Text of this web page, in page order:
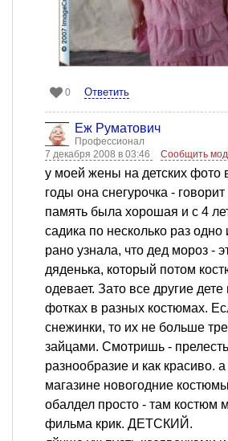
0 Ответить
Еж Руматович
Профессионал
7 декабря 2008 в 03:46
Сообщить
у моей жены на детских фото
годы она снегурочка -
память была хорошая и с 4
садика по несколько раз одно
рано узнала, что дед мороз -
дяденька, который потом
одевает. Зато все другие дете
фотках в разных костюмах.
снежинки, то их не больше
зайцами. Смотришь -
разнообразие и как красиво.
магазине новогодние
обалдел просто - там костюм
фильма крик. ДЕТСКИЙ.